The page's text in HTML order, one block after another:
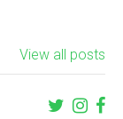
View all posts